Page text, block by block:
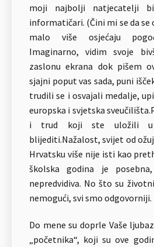
moji najbolji natjecatelji
informatičari. (Čini mi se da
malo više osjećaju
Imaginarno, vidim svoje
zaslonu ekrana dok pišem
sjajni poput vas sada, puni
trudili se i osvajali medalje,
europska i svjetska
i trud koji ste uložili u
blijediti.Nažalost, svijet od
Hrvatsku više nije isti kao
školska godina je
nepredvidiva. No što su
nemogući, svi smo odgovorniji.
Do mene su doprle Vaše
„početnika“, koji su ove